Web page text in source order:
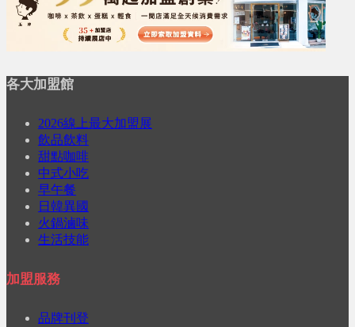
各大加盟館
2026線上最大加盟展
飲品飲料
甜點咖啡
中式小吃
早午餐
日韓異國
火鍋滷味
生活技能
加盟服務
品牌刊登